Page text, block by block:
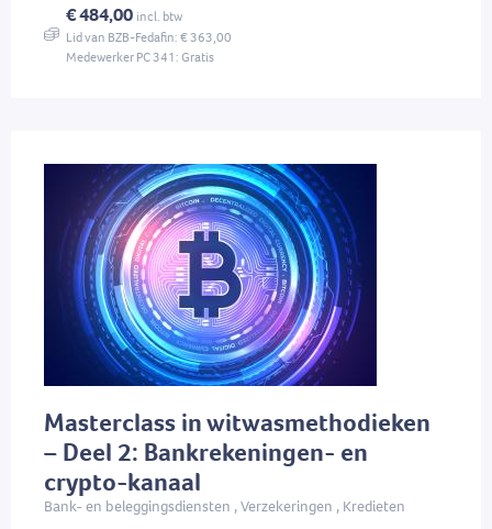
€ 484,00 incl. btw
Lid van BZB-Fedafin: € 363,00
Medewerker PC 341: Gratis
Masterclass in witwasmethodieken
– Deel 2: Bankrekeningen- en
crypto-kanaal
Bank- en beleggingsdiensten , Verzekeringen , Kredieten